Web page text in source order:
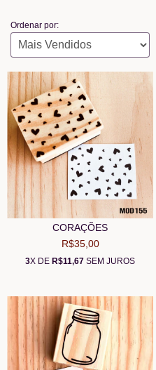
Ordenar por:
CORAÇÕES
R$35,00
3X DE R$11,67 SEM JUROS